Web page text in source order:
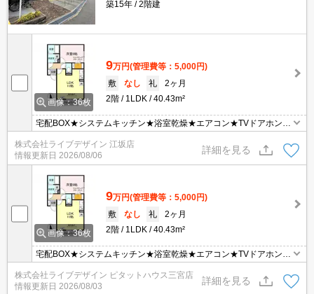
築15年 2階建
画像：36枚
9万円(管理費等：5,000円)
敷
なし 礼
2ヶ月
2階
1LDK 40.43m²
宅配BOX★システムキッチン★浴室乾燥★エアコン★TVドアホン★
ウォシュレット等設備充実★ご案内は【現地】【最寄り駅】お待ち
合わせＯＫ♪オンライン内見ＯＫ♪インターネット掲載物件まとめて
ご案内可能！初期費用はクレジット分割払いＯＫ♪【ピタットハウス
JR尼崎駅南口店】
株式会社ライブデザイン 江坂店
情報更新日 2026/08/06
詳細を見る
画像：36枚
9万円(管理費等：5,000円)
敷
なし 礼
2ヶ月
2階
1LDK 40.43m²
宅配BOX★システムキッチン★浴室乾燥★エアコン★TVドアホン★
ウォシュレット等設備充実★ご案内は【現地】【最寄り駅】お待ち
合わせＯＫ♪オンライン内見ＯＫ♪インターネット掲載物件まとめて
ご案内可能！初期費用はクレジット分割払いＯＫ♪【ピタットハウス
株式会社ライブデザイン ピタットハウス三宮店
情報更新日 2026/08/03
詳細を見る